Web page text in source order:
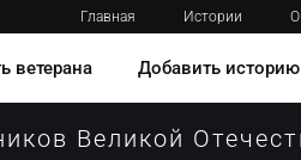
Главная Истории
ветерана Добавить историю
Великой